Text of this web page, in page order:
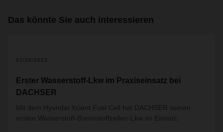
Das könnte Sie auch interessieren
07/20/2023
Erster Wasserstoff-Lkw im Praxiseinsatz bei
DACHSER
Mit dem Hyundai Xcient Fuel Cell hat DACHSER seinen
ersten Wasserstoff-Brennstoffzellen-Lkw im Einsatz.